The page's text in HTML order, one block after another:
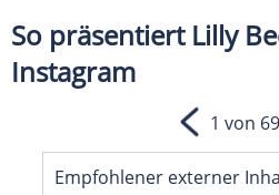
So präsentiert Lilly
Instagram
Empfohlener externer
1 von 69